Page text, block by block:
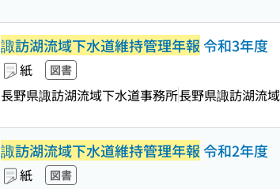
諏訪湖流域下水道維持管理年報令和3年度
紙 図書
長野県諏訪湖流域下水道事務所長野県諏訪湖流
諏訪湖流域下水道維持管理年報令和2年度
紙 図書